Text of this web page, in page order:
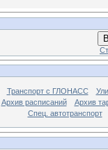
Транспорт с ГЛОНАСС
Архив расписаний
Архив
Спец. автотранспорт